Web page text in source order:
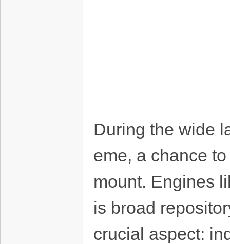
During the wide
eme, a chance
mount. Engines
is broad
crucial aspect: